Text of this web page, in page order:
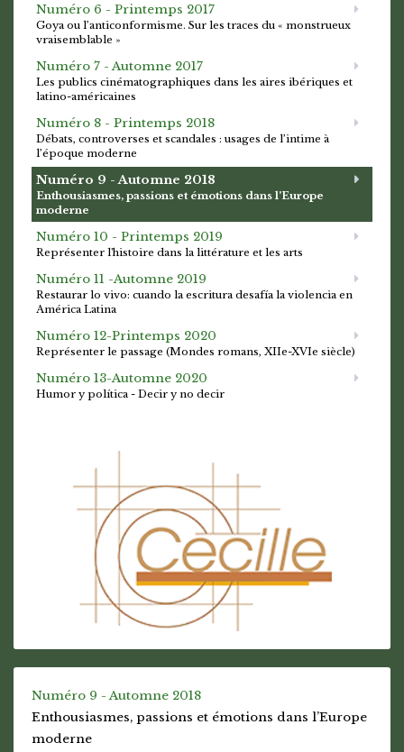
Numéro 6 - Printemps 2017
Goya ou l’anticonformisme. Sur les traces du « monstrueux
vraisemblable »
Numéro 7 - Automne 2017
Les publics cinématographiques dans les aires ibériques et
latino-américaines
Numéro 8 - Printemps 2018
Débats, controverses et scandales : usages de l’intime à
l’époque moderne
Numéro 9 - Automne 2018
Enthousiasmes, passions et émotions dans l’Europe
moderne
Numéro 10 - Printemps 2019
Représenter l'histoire dans la littérature et les arts
Numéro 11 -Automne 2019
Restaurar lo vivo: cuando la escritura desafía la violencia en
América Latina
Numéro 12-Printemps 2020
Représenter le passage (Mondes romans, XIIe-XVIe siècle)
Numéro 13-Automne 2020
Humor y política - Decir y no decir
Numéro 9 - Automne 2018
Enthousiasmes, passions et émotions dans l’Europe
moderne